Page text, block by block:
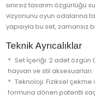
sınırsız tasarım özgürlüğü
vizyonunu oyun odalarına
yapısıyla bu set, zamansız
Teknik Ayrıcalıklar
Set İçeriği: 2 adet özgün
hayvan ve stil aksesuarları.
Teknoloji: Fiziksel çekme
formuna dönen patentli saç